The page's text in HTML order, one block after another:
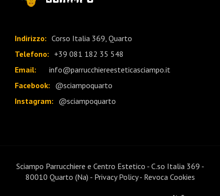
Indirizzo: Corso Italia 369, Quarto
Telefono: +39 081 182 35 548
Email:
info@parrucchiereesteticasciampo.it
Facebook: @sciampoquarto
Instagram: @sciampoquarto
Sciampo Parrucchiere e Centro Estetico - C.so Italia 369 -
80010 Quarto (Na) - Privacy Policy- Revoca Cookies